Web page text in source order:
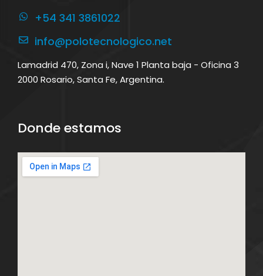
+54 341 3861022
info@polotecnologico.net
Lamadrid 470, Zona i, Nave 1 Planta baja - Oficina 3
2000 Rosario, Santa Fe, Argentina.
Donde estamos